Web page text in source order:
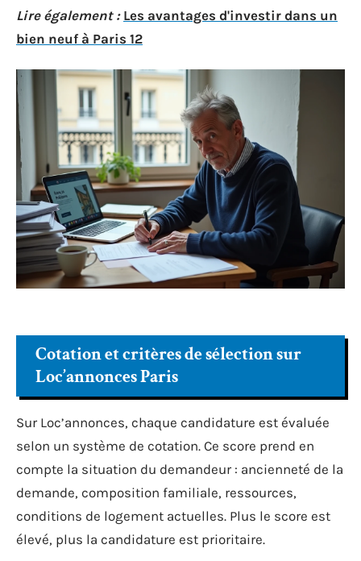
Lire également : Les avantages d'investir dans un
bien neuf à Paris 12
Cotation et critères de sélection sur
Loc’annonces Paris
Sur Loc’annonces, chaque candidature est évaluée
selon un système de cotation. Ce score prend en
compte la situation du demandeur : ancienneté de la
demande, composition familiale, ressources,
conditions de logement actuelles. Plus le score est
élevé, plus la candidature est prioritaire.